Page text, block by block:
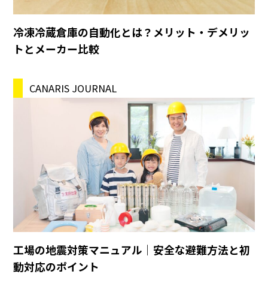
冷凍冷蔵倉庫の自動化とは？メリット・デメリッ
トとメーカー比較
CANARIS JOURNAL
工場の地震対策マニュアル｜安全な避難方法と初
動対応のポイント